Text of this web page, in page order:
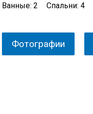
Ванные: 2
Спальни: 4
Фотографии